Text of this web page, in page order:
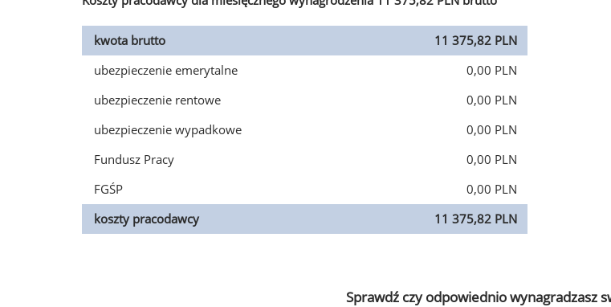
kwota brutto
11 375,82 PLN
ubezpieczenie emerytalne
0,00 PLN
ubezpieczenie rentowe
0,00 PLN
ubezpieczenie wypadkowe
0,00 PLN
Fundusz Pracy
0,00 PLN
FGŚP
0,00 PLN
koszty pracodawcy
11 375,82 PLN
Sprawdź czy odpowiednio wynagradzasz